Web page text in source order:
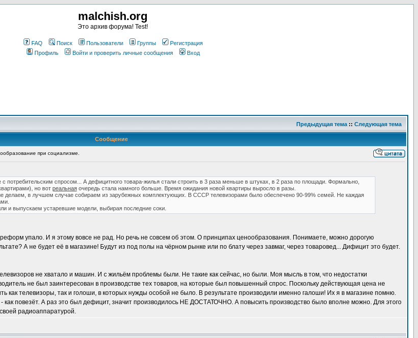
malchish.org
Это архив форума! Test!
FAQ Поиск Пользователи Группы
Регистрация
Профиль
Войти и проверить личные сообщения Вход
Предыдущая тема :: Следующая тема
Сообщение
при социализме.
потребительским спросом... А дефицитного товара-жилья стали строить в 3 раза меньше в штуках, в 2 раза по площади. Формально,
но вот реальнаяочередь стала намного больше. Время ожидания новой квартиры выросло в разы.
делаем, в лучшем случае собираем из зарубежных комплектующих. В СССР телевизорами было обеспечено 90-99% семей. Не каждая
и выпускаем устаревшие модели, выбирая последние соки.
упало. И я этому вовсе не рад. Но речь не совсем об этом. О принципах ценообразования. Понимаете, можно дорогую
А не будет её в магазине! Будут из под полы на чёрном рынке или по блату через завмаг, через товаровед... Дифицит это будет.
не хватало и машин. И с жильём проблемы были. Не такие как сейчас, но были. Моя мысль в том, что недостатки
не был заинтересован в производстве тех товаров, на которые был повышенный спрос. Поскольку действующая цена не
телевизоры, так и голоши, в которых нужды особой не было. В результате производили именно галоши! Их я в магазине помню.
повезёт. А раз это был дефицит, значит производилось НЕ ДОСТАТОЧНО. А повысить производство было вполне можно. Для этого
радиоаппаратурой.